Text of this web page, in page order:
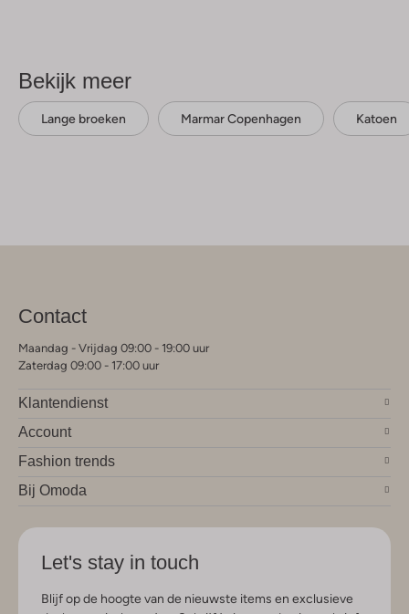
Bekijk meer
Lange broeken Marmar Copenhagen Katoen
Contact
Maandag - Vrijdag 09:00 - 19:00 uur
Zaterdag 09:00 - 17:00 uur
Klantendienst
Account
Fashion trends
Bij Omoda
Let's stay in touch
Blijf op de hoogte van de nieuwste items en exclusieve